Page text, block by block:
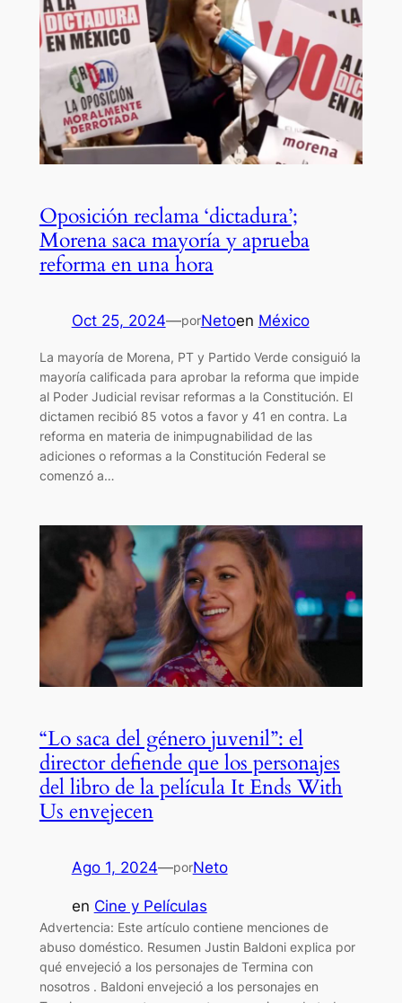
Oposición reclama ‘dictadura’;
Morena saca mayoría y aprueba
reforma en una hora
Oct 25, 2024—porNetoen México
La mayoría de Morena, PT y Partido Verde consiguió la
mayoría calificada para aprobar la reforma que impide
al Poder Judicial revisar reformas a la Constitución. El
dictamen recibió 85 votos a favor y 41 en contra. La
reforma en materia de inimpugnabilidad de las
adiciones o reformas a la Constitución Federal se
comenzó a…
“Lo saca del género juvenil”: el
director defiende que los personajes
del libro de la película It Ends With
Us envejecen
Ago 1, 2024—porNeto
en Cine y Películas
Advertencia: Este artículo contiene menciones de
abuso doméstico. Resumen Justin Baldoni explica por
qué envejeció a los personajes de Termina con
nosotros . Baldoni envejeció a los personajes en